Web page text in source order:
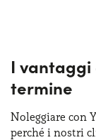
Cambio:
Altezza:
Bagagliaio
Bagagliaio
I vantaggi
termine
Noleggiare con
perché i nostri